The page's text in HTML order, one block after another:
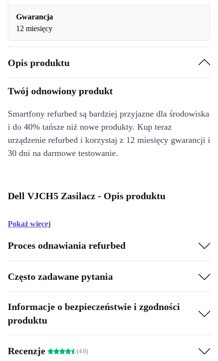
Gwarancja
12 miesięcy
Opis produktu
Twój odnowiony produkt
Smartfony refurbed są bardziej przyjazne dla środowiska
i do 40% tańsze niż nowe produkty. Kup teraz
urządzenie refurbed i korzystaj z 12 miesięcy gwarancji i
30 dni na darmowe testowanie.
Dell VJCH5 Zasilacz - Opis produktu
Pokaż więcej
Proces odnawiania refurbed
Często zadawane pytania
Informacje o bezpieczeństwie i zgodności
produktu
Recenzje (4.6)